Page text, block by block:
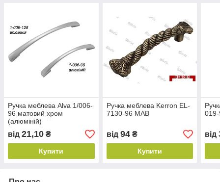
Ручка меблева Alva 1/006-
96 матовий хром
(алюміній)
від 21,10 ₴
Купити
Ручка меблева Kerron EL-
7130-96 MAB
від 94₴
Купити
від